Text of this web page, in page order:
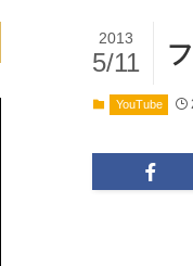
2013
5/11
YouTube